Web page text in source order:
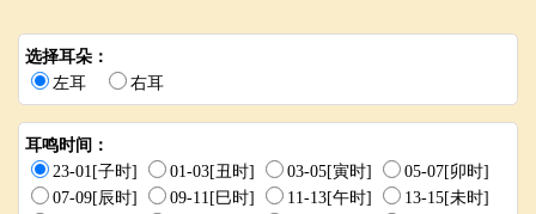
选择耳朵：
左耳
右耳
耳鸣时间：
23-01[子时]
01-03[丑时] 03-05[寅时]
05-07[卯时]
07-09[辰时]
09-11[巳时] 11-13[午时]
13-15[未时]